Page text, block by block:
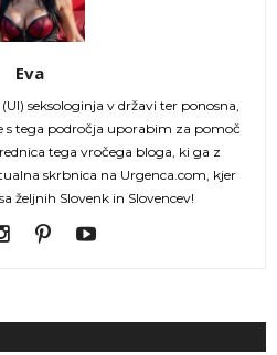
Eva
seksologinja v državi ter ponosna,
s tega področja uporabim za pomoč
tega vročega bloga, ki ga z
skrbnica na Urgenca.com, kjer
željnih Slovenk in Slovencev!